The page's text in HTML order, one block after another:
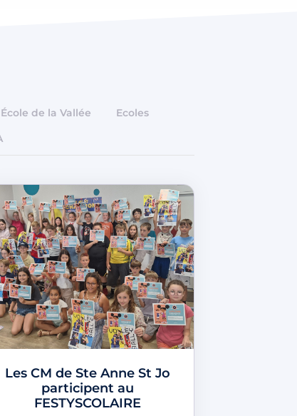
École de la Vallée
Ecoles
Les CM de Ste Anne St Jo
participent au
FESTYSCOLAIRE